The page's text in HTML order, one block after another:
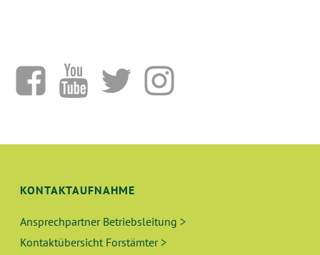
KONTAKTAUFNAHME
Ansprechpartner Betriebsleitung >
Kontaktübersicht Forstämter >